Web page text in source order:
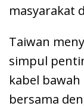
masyarakat
Taiwan
simpul
kabel
bersama